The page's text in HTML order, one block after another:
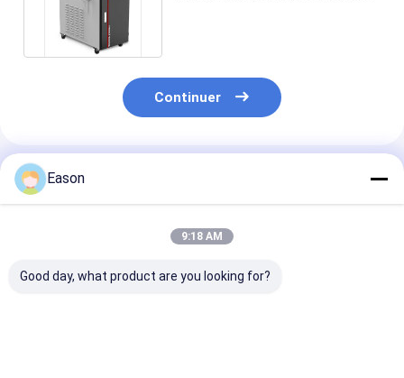
Continuer
Produits Recommandés
Eason
9:18 AM
Good day, what product are you looking for?